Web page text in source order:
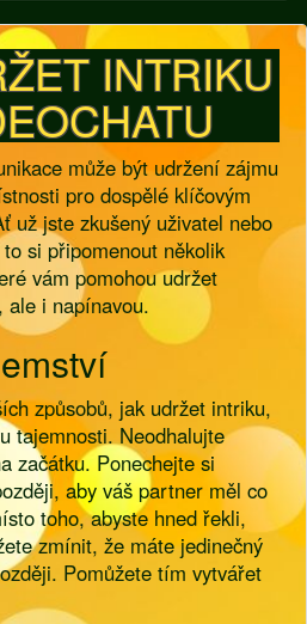
INTRIKU
může být udržení zájmu
pro dospělé klíčovým
už jste zkušený uživatel nebo
si připomenout několik
vám pomohou udržet
ale i napínavou.
způsobů, jak udržet intriku,
tajemnosti. Neodhalujte
začátku. Ponechejte si
aby váš partner měl co
toho, abyste hned řekli,
zmínit, že máte jedinečný
Pomůžete tím vytvářet